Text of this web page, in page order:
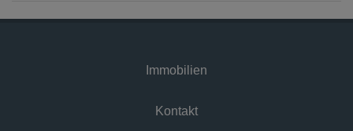
Immobilien
Kontakt